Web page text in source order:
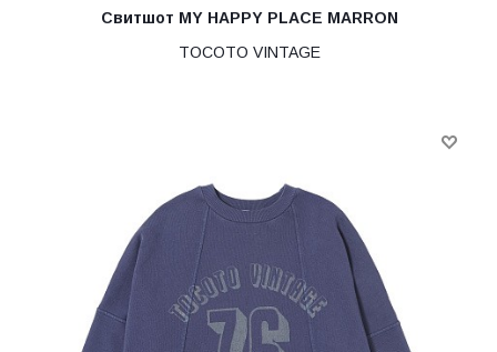
Свитшот MY HAPPY PLACE MARRON
TOCOTO VINTAGE